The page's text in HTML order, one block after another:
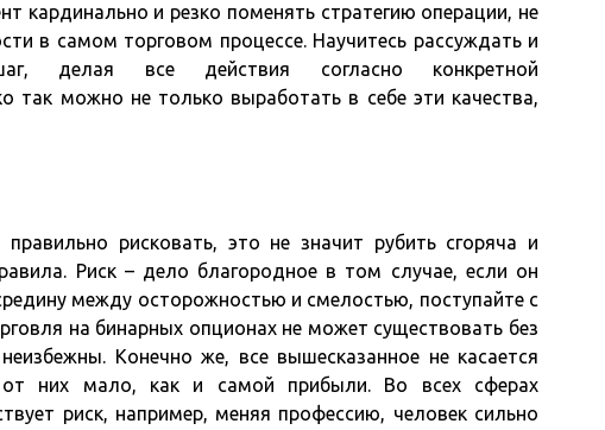
кардинально и резко поменять стратегию операции, не
в самом торговом процессе. Научитесь рассуждать и
делая все действия согласно конкретной
так можно не только выработать в себе эти качества,
рисковать, это не значит рубить сгоряча и
Риск – дело благородное в том случае, если он
между осторожностью и смелостью, поступайте с
на бинарных опционах не может существовать без
Конечно же, все вышесказанное не касается
от них мало, как и самой прибыли. Во всех сферах
риск, например, меняя профессию, человек сильно